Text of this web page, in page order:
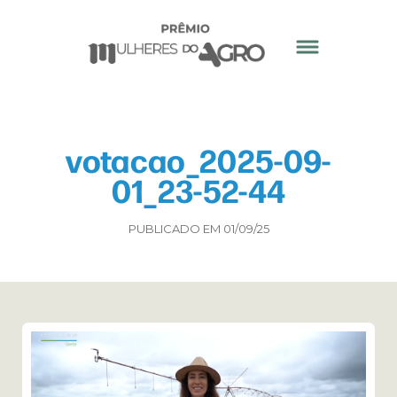
votacao_2025-09-
01_23-52-44
PUBLICADO EM 01/09/25